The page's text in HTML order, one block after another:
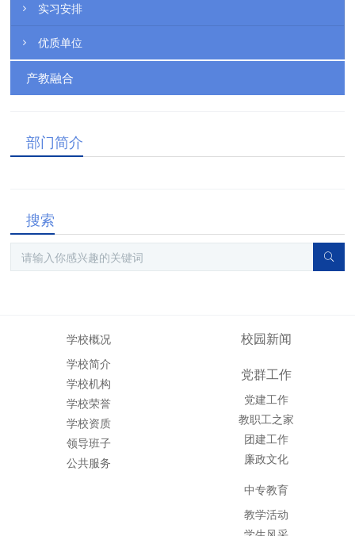
实习安排
优质单位
产教融合
部门简介
搜索
学校概况
学校简介
学校机构
学校荣誉
学校资质
领导班子
公共服务
校园新闻
党群工作
党建工作
教职工之家
团建工作
廉政文化
中专教育
教学活动